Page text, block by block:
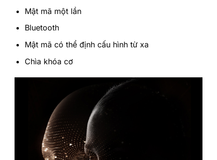
‎Mật mã một lần‎
Bluetooth‎
‎Mật mã có thể định cấu hình từ xa‎
‎Chìa khóa cơ